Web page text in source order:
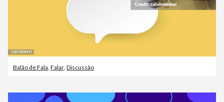
Balão de Fala Falar Discussão